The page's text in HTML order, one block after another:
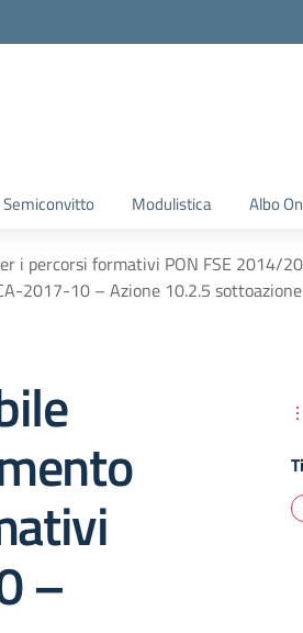
Semiconvitto Modulistica Albo
i percorsi formativi PON FSE 2014/
2017-10 – Azione 10.2.5
–